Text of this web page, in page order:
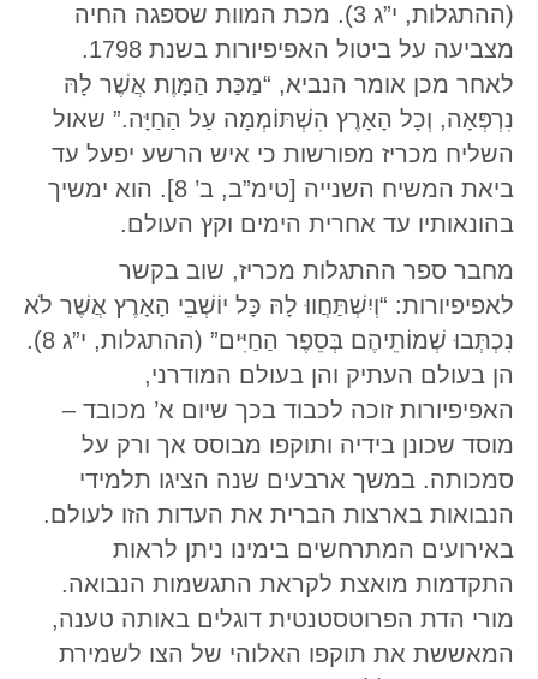
(ההתגלות, י”ג 3). מכת המוות שספגה החיה
מצביעה על ביטול האפיפיורות בשנת 1798.
לאחר מכן אומר הנביא, “מַכַּת הַמָּוֶת אֲשֶׁר לָהּ
נִרְפְּאָה, וְכָל הָאָרֶץ הִשְׁתּוֹמְמָה עַל הַחַיָּה.” שאול
השליח מכריז מפורשות כי איש הרשע יפעל עד
ביאת המשיח השנייה [טימ”ב, ב’ 8]. הוא ימשיך
בהונאותיו עד אחרית הימים וקץ העולם.
מחבר ספר ההתגלות מכריז, שוב בקשר
לאפיפיורות: “וְיִשְׁתַּחֲווּ לָהּ כָּל יוֹשְׁבֵי הָאָרֶץ אֲשֶׁר לֹא
נִכְתְּבוּ שְׁמוֹתֵיהֶם בְּסֵפֶר הַחַיִּים” (ההתגלות, י”ג 8).
הן בעולם העתיק והן בעולם המודרני,
האפיפיורות זוכה לכבוד בכך שיום א’ מכובד –
מוסד שכונן בידיה ותוקפו מבוסס אך ורק על
סמכותה. במשך ארבעים שנה הציגו תלמידי
הנבואות בארצות הברית את העדות הזו לעולם.
באירועים המתרחשים בימינו ניתן לראות
התקדמות מואצת לקראת התגשמות הנבואה.
מורי הדת הפרוטסטנטית דוגלים באותה טענה,
המאששת את תוקפו האלוהי של הצו לשמירת